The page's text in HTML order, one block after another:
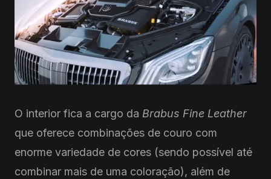
O interior fica a cargo da Brabus Fine Leather
que oferece combinações de couro com
enorme variedade de cores (sendo possível até
combinar mais de uma coloração), além de